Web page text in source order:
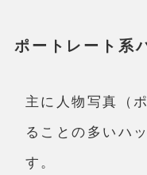
ポートレート系
主に人物写真（
ることの多いハ
す。